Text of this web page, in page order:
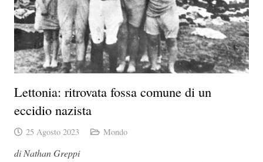
Lettonia: ritrovata fossa comune di un
eccidio nazista
25 Agosto 2023 Mondo
di Nathan Greppi